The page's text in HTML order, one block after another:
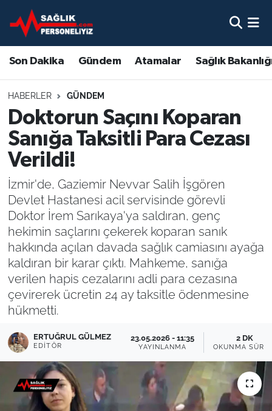
Son Dakika Gündem Atamalar Sağlık
HABERLER GÜNDEM
Doktorun Saçını Koparan
Sanığa Taksitli Para Cezası
Verildi!
İzmir'de, Gaziemir Nevvar Salih İşgören
Devlet Hastanesi acil servisinde görevli
Doktor İrem Sarıkaya'ya saldıran, genç
hekimin saçlarını çekerek koparan sanık
hakkında açılan davada sağlık camiasını ayağa
kaldıran bir karar çıktı. Mahkeme, sanığa
verilen hapis cezalarını adli para cezasına
çevirerek ücretin 24 ay taksitle ödenmesine
hükmetti.
ERTUĞRUL GÜLMEZ
EDITÖR
23.05.2026 - 11:35
YAYINLANMA
2 DK
OKUNMA
Son Dakika
Gündem
Atamalar
Sağlık Bakanlığı
Mevzuat
Sendika
Sağlık Personeli Alımı
Eğitim
Sağlık
Nöbetçi Eczaneler
Hava Durumu
Namaz Vakitleri
Trafik Durumu
Süper Lig Puan Durumu ve Fikstür
Tüm Manşetler
Son Dakika Haberleri
Haber Arşivi